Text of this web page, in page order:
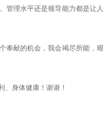
理水平还是领导能力都是让人
献的机会，我会竭尽所能，艰
身体健康！谢谢！